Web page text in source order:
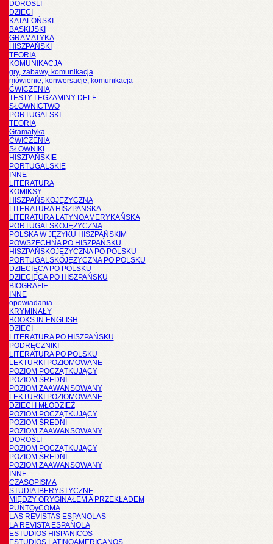
DOROŚLI
DZIECI
KATALOŃSKI
BASKIJSKI
GRAMATYKA
HISZPAŃSKI
TEORIA
KOMUNIKACJA
gry, zabawy, komunikacja
mówienie, konwersacje, komunikacja
ĆWICZENIA
TESTY I EGZAMINY DELE
SŁOWNICTWO
PORTUGALSKI
TEORIA
Gramatyka
ĆWICZENIA
SŁOWNIKI
HISZPAŃSKIE
PORTUGALSKIE
INNE
LITERATURA
KOMIKSY
HISZPAŃSKOJĘZYCZNA
LITERATURA HISZPANSKA
LITERATURA LATYNOAMERYKAŃSKA
PORTUGALSKOJĘZYCZNA
POLSKA W JĘZYKU HISZPAŃSKIM
POWSZECHNA PO HISZPAŃSKU
HISZPAŃSKOJĘZYCZNA PO POLSKU
PORTUGALSKOJĘZYCZNA PO POLSKU
DZIECIĘCA PO POLSKU
DZIECIĘCA PO HISZPAŃSKU
BIOGRAFIE
INNE
opowiadania
KRYMINAŁY
BOOKS IN ENGLISH
DZIECI
LITERATURA PO HISZPAŃSKU
PODRĘCZNIKI
LITERATURA PO POLSKU
LEKTURKI POZIOMOWANE
POZIOM POCZĄTKUJĄCY
POZIOM ŚREDNI
POZIOM ZAAWANSOWANY
LEKTURKI POZIOMOWANE
DZIECI I MŁODZIEŻ
POZIOM POCZĄTKUJĄCY
POZIOM ŚREDNI
POZIOM ZAAWANSOWANY
DOROŚLI
POZIOM POCZĄTKUJĄCY
POZIOM ŚREDNI
POZIOM ZAAWANSOWANY
INNE
CZASOPISMA
STUDIA IBERYSTYCZNE
MIĘDZY ORYGINAŁEM A PRZEKŁADEM
PUNTOyCOMA
LAS REVISTAS ESPANOLAS
LA REVISTA ESPAÑOLA
ESTUDIOS HISPANICOS
ESTUDIOS LATINOAMERICANOS